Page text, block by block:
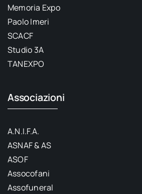
Memoria Expo
Paolo Imeri
SCACF
Studio 3A
TANEXPO
Associazioni
A.N.I.F.A.
ASNAF & AS
ASOF
Assocofani
Assofuneral